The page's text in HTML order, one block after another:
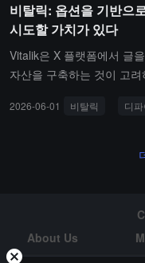
가포르 시간)부터 공식적
이지에 접속하여 실시간 데
격 쌍의 계약 주소도 이미
Link는 TRON 생태계에 신
비탈릭: 옵션을 기반으
시도할 가치가 있다
Vitalik은 X 플랫폼에서 글
자산을 구축하는 것이 고
니다. 이 설계는 극단적인
방식으로 선호 노출에서
계에는 명백한 단점이 존
방법이 명확하지 않습니다
2026-06-01 비탈릭 디파
About Us